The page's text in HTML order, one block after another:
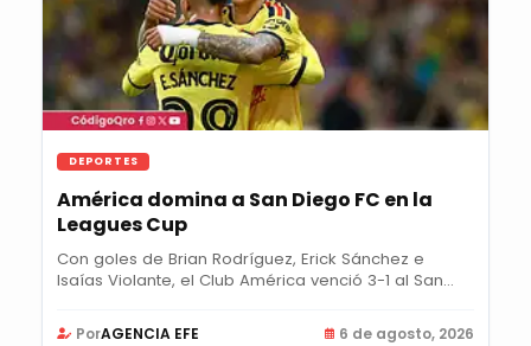
DEPORTES
América domina a San Diego FC en la
Leagues Cup
Con goles de Brian Rodríguez, Erick Sánchez e
Isaías Violante, el Club América venció 3-1 al San...
PorAGENCIA EFE 6 de agosto, 2026